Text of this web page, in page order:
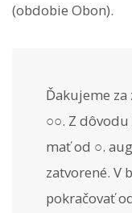
(obdobie Obon).
Ďakujeme
○○. Z
mať od ○.
zatvorené. V
pokračovať